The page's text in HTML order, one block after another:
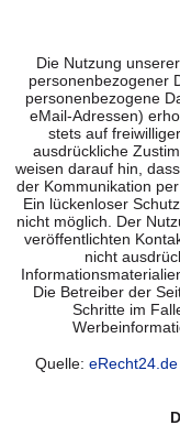
Die Nutzung
personenbezogener
personenbezogene
eMail-Adressen)
stets auf
ausdrückliche
weisen darauf hin,
der Kommunikation
Ein lückenloser
nicht möglich. Der
veröffentlichten
nicht
Die Betreiber der
Schritte im
Quelle: eRecht24.de